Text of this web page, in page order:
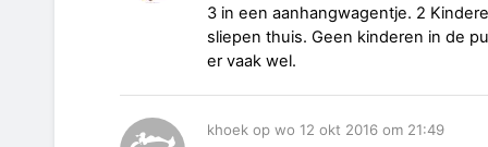
3 in een aanhangwagentje. 2
sliepen thuis. Geen kinderen in de
er vaak wel.
khoek op wo 12 okt 2016 om 21:49